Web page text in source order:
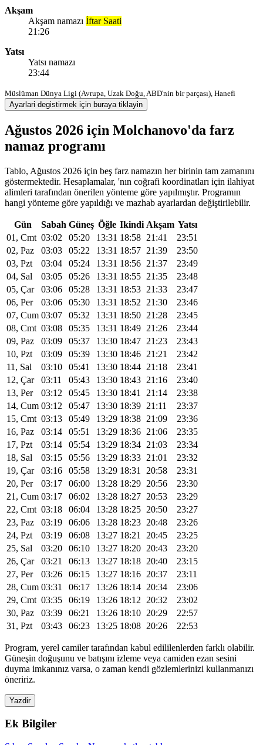
Akşam
Akşam namazı İftar Saati
21:26
Yatsı
Yatsı namazı
23:44
Müslüman Dünya Ligi (Avrupa, Uzak Doğu, ABD'nin bir parçası), Hanefi
Ayarlari degistirmek için buraya tiklayin
Ağustos 2026 için Molchanovo'da farz
namaz programı
Tablo, Ağustos 2026 için beş farz namazın her birinin tam zamanını
göstermektedir. Hesaplamalar, 'nın coğrafi koordinatları için ilahiyat
alimleri tarafından önerilen yönteme göre yapılmıştır. Programın
hangi yönteme göre yapıldığı ve mazhab ayarlardan değiştirilebilir.
Gün Sabah Güneş Öğle Ikindi Akşam Yatsı
01, Cmt 03:02 05:20 13:31 18:58 21:41
23:51
02, Paz
03:03 05:22 13:31 18:57 21:39
23:50
03, Pzt
03:04 05:24 13:31 18:56 21:37
23:49
04, Sal
03:05 05:26 13:31 18:55 21:35
23:48
05, Çar
03:06 05:28 13:31 18:53 21:33
23:47
06, Per
03:06 05:30 13:31 18:52 21:30
23:46
07, Cum 03:07 05:32 13:31 18:50 21:28
23:45
08, Cmt 03:08 05:35 13:31 18:49 21:26
23:44
09, Paz
03:09 05:37 13:30 18:47 21:23
23:43
10, Pzt
03:09 05:39 13:30 18:46 21:21
23:42
11, Sal
03:10 05:41 13:30 18:44 21:18
23:41
12, Çar
03:11 05:43 13:30 18:43 21:16
23:40
13, Per
03:12 05:45 13:30 18:41 21:14
23:38
14, Cum 03:12 05:47 13:30 18:39 21:11
23:37
15, Cmt 03:13 05:49 13:29 18:38 21:09
23:36
16, Paz
03:14 05:51 13:29 18:36 21:06
23:35
17, Pzt
03:14 05:54 13:29 18:34 21:03
23:34
18, Sal
03:15 05:56 13:29 18:33 21:01
23:32
19, Çar
03:16 05:58 13:29 18:31 20:58
23:31
20, Per
03:17 06:00 13:28 18:29 20:56
23:30
21, Cum 03:17 06:02 13:28 18:27 20:53
23:29
22, Cmt 03:18 06:04 13:28 18:25 20:50
23:27
23, Paz
03:19 06:06 13:28 18:23 20:48
23:26
24, Pzt
03:19 06:08 13:27 18:21 20:45
23:25
25, Sal
03:20 06:10 13:27 18:20 20:43
23:20
26, Çar
03:21 06:13 13:27 18:18 20:40
23:15
27, Per
03:26 06:15 13:27 18:16 20:37
23:11
28, Cum 03:31 06:17 13:26 18:14 20:34
23:06
29, Cmt 03:35 06:19 13:26 18:12 20:32
23:02
30, Paz
03:39 06:21 13:26 18:10 20:29
22:57
31, Pzt
03:43 06:23 13:25 18:08 20:26 22:53
Program, yerel camiler tarafından kabul edililenlerden farklı olabilir.
Güneşin doğuşunu ve batışını izleme veya camiden ezan sesini
duyma imkanınız varsa, o zaman kendi gözlemlerinizi kullanmanızı
öneririz.
Yazdir
Ek Bilgiler